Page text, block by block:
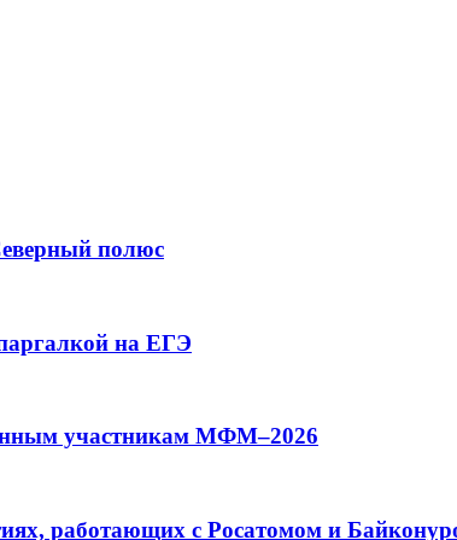
полюс
на ЕГЭ
участникам МФМ–2026
работающих с Росатомом и